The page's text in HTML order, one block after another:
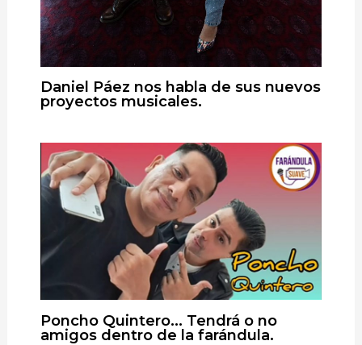
Daniel Páez nos habla de sus nuevos
proyectos musicales.
Poncho Quintero… Tendrá o no
amigos dentro de la farándula.